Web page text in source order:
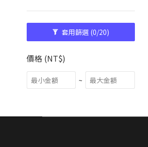
套用篩選 (0/20)
價格 (NT$)
~